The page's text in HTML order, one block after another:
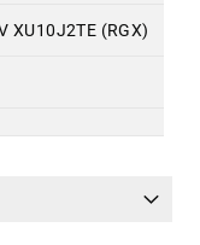
XU10J2TE (RGX)